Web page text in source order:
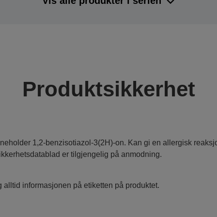
Produktsikkerhet
1,2-benzisotiazol-3(2H)-on. Kan gi en allergisk
er tilgjengelig på anmodning.
alltid informasjonen på etiketten på produktet.